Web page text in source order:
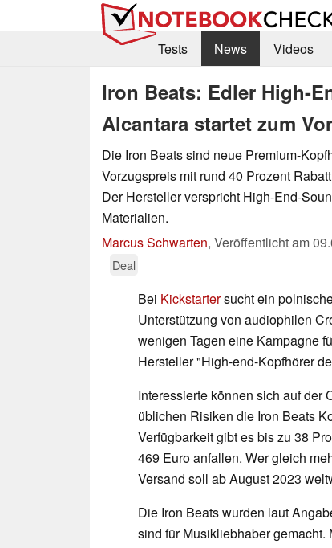
Tests
News Videos
Iron Beats: Edler High-
Alcantara startet zum
Die Iron Beats sind neue Premium-
Vorzugspreis mit rund 40 Prozent
Der Hersteller verspricht High-End-
Materialien.
Marcus Schwarten, Veröffentlicht am
Deal
Bei Kickstartersucht ein
Unterstützung von audiophilen
wenigen Tagen eine Kampagne
Hersteller "High-end-Kopfhörer
Interessierte können sich auf der
üblichen Risiken die Iron Beats
Verfügbarkeit gibt es bis zu 38
469 Euro anfallen. Wer gleich
Versand soll ab August 2023
Die Iron Beats wurden laut
sind für Musikliebhaber